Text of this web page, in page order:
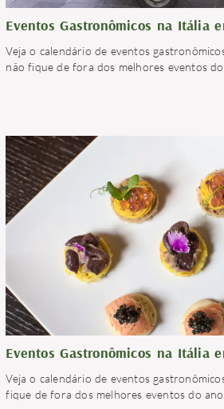
Eventos Gastronômicos na Itália
Veja o calendário de eventos
não fique de fora dos melhores eventos do
Eventos Gastronômicos na Itália
Veja o calendário de eventos
fique de fora dos melhores eventos do ano.